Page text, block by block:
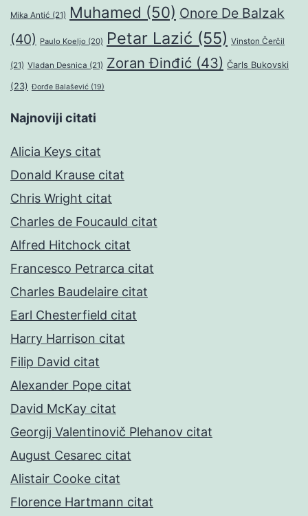
Mika Antić (21) Muhamed (50) Onore De Balzak
(40) Paulo Koeljo (20) Petar Lazić (55) Vinston Čerčil
(21) Vladan Desnica (21) Zoran Đinđić (43) Čarls Bukovski
(23) Đorđe Balašević (19)
Najnoviji citati
Alicia Keys citat
Donald Krause citat
Chris Wright citat
Charles de Foucauld citat
Alfred Hitchock citat
Francesco Petrarca citat
Charles Baudelaire citat
Earl Chesterfield citat
Harry Harrison citat
Filip David citat
Alexander Pope citat
David McKay citat
Georgij Valentinovič Plehanov citat
August Cesarec citat
Alistair Cooke citat
Florence Hartmann citat